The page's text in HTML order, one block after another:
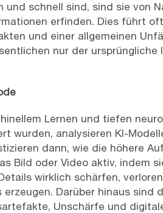
schnell sind, sind sie von
erfinden. Dies führt
und einer allgemeinen
nur der
Lernen und tiefen
wurden, analysieren KI-
dann, wie die höhere
Bild oder Video aktiv, indem
wirklich schärfen,
Darüber hinaus sind
Unschärfe und